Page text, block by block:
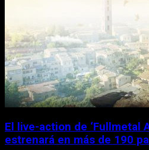
El live-action de ‘Fullmetal
estrenará en más de 190